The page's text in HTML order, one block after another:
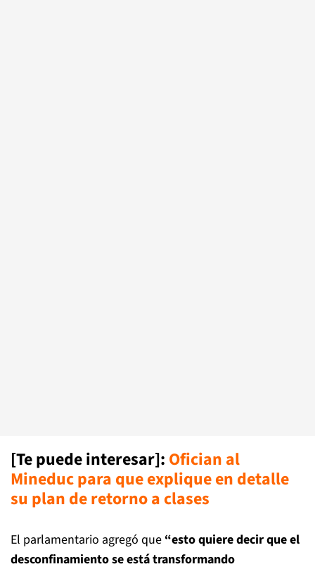
[Te puede interesar]: Ofician al
Mineduc para que explique en detalle
su plan de retorno a clases
El parlamentario agregó que “esto quiere decir que el
desconfinamiento se está transformando